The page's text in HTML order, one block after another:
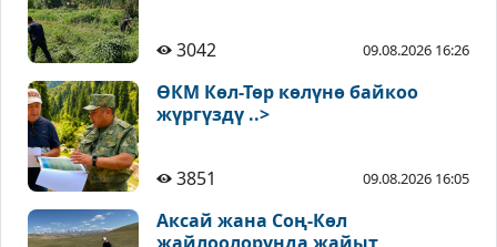
3042 09.08.2026 16:26
ӨКМ Көл-Төр көлүнө байкоо
жүргүздү ..>
3851 09.08.2026 16:05
Аксай жана Соң-Көл